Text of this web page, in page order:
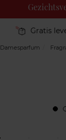
Gratis
Damesparfum